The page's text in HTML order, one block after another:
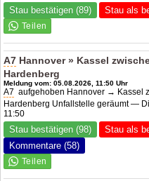
Stau bestätigen (89) Stau als
A7 Hannover » Kassel
Hardenberg
Meldung vom: 05.08.2026, 11:50 Uhr
A7 aufgehoben Hannover → Kassel
Hardenberg Unfallstelle geräumt —
11:50
Stau bestätigen (98)
Stau als
Kommentare (58)